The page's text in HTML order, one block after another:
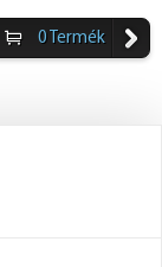
0 Termék